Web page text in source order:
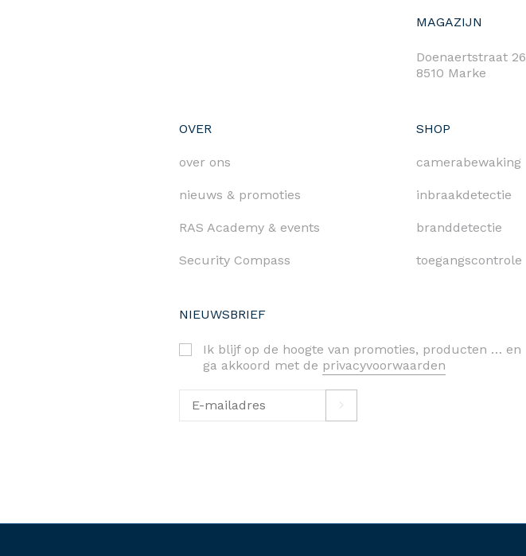
MAGAZIJN
Doenaertstraat 26
8510 Marke
OVER
over ons
nieuws & promoties
RAS Academy & events
Security Compass
SHOP
camerabewaking
inbraakdetectie
branddetectie
toegangscontrole
NIEUWSBRIEF
Ik blijf op de hoogte van promoties, producten … en
ga akkoord met de privacyvoorwaarden